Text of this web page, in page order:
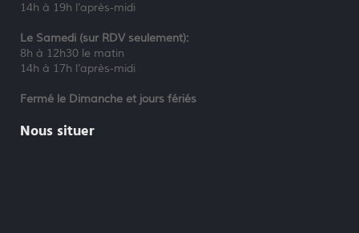
14h à 19h l’après-midi
Le Samedi (sur RDV seulement):
8h à 12h30 le matin
14h à 17h l’après-midi
Fermé le Dimanche et jours fériés
Nous situer